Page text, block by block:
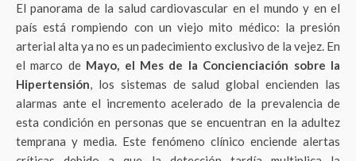
El panorama de la salud cardiovascular en el mundo y en el
país está rompiendo con un viejo mito médico: la presión
arterial alta ya no es un padecimiento exclusivo de la vejez. En
el marco de Mayo, el Mes de la Concienciación sobre la
Hipertensión, los sistemas de salud global encienden las
alarmas ante el incremento acelerado de la prevalencia de
esta condición en personas que se encuentran en la adultez
temprana y media. Este fenómeno clínico enciende alertas